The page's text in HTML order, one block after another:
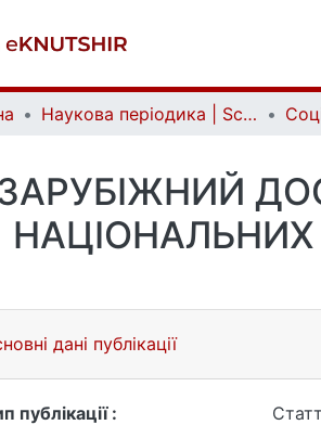
Наукова періодика | Scientific periodicals
НАЦІОНАЛЬНИХ
дані публікації
публікації :